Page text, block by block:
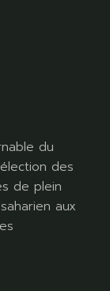
du
des
de plein
aux